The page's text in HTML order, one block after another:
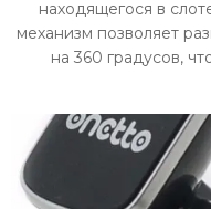
находящегося в
механизм позволяет
на 360 градусов,